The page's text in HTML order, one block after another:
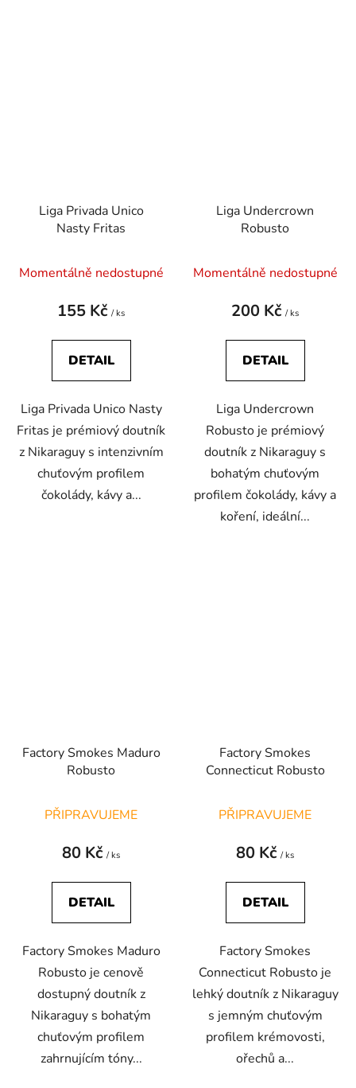
Liga Privada Unico
Nasty Fritas
Momentálně nedostupné
155 Kč / ks
DETAIL
Liga Privada Unico Nasty
Fritas je prémiový doutník
z Nikaraguy s intenzivním
chuťovým profilem
čokolády, kávy a...
Liga Undercrown
Robusto
Momentálně nedostupné
200 Kč / ks
DETAIL
Liga Undercrown
Robusto je prémiový
doutník z Nikaraguy s
bohatým chuťovým
profilem čokolády, kávy a
koření, ideální...
Factory Smokes Maduro
Robusto
PŘIPRAVUJEME
80 Kč / ks
DETAIL
Factory Smokes Maduro
Robusto je cenově
dostupný doutník z
Nikaraguy s bohatým
chuťovým profilem
zahrnujícím tóny...
Factory Smokes
Connecticut Robusto
PŘIPRAVUJEME
80 Kč / ks
DETAIL
Factory Smokes
Connecticut Robusto je
lehký doutník z Nikaraguy
s jemným chuťovým
profilem krémovosti,
ořechů a...